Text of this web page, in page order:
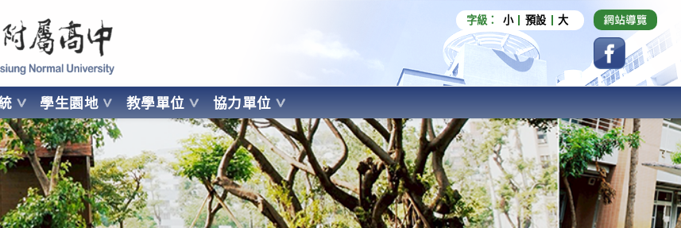
Normal University
字級： 小 預設 大
學生園地 教學單位 協力單位
NORMAL UNIVERSITY